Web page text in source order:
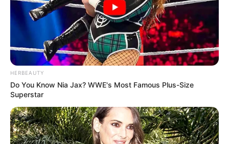
HERBEAUTY
Do You Know Nia Jax? WWE's Most Famous Plus-Size
Superstar